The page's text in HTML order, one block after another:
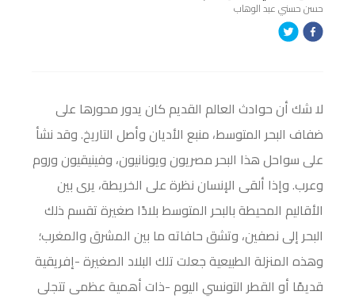
حسن حسني عبد الوهاب
لا شك أن حوادث العالم القديم كان يدور محورها على
ضفاف البحر المتوسط، منبع الأديان وأصل التاريخ. وقد نشأ
على سواحل هذا البحر مصريون ويونانيون، وفينيقيون وروم
وعرب. وإذا ألقى الإنسان نظرة على الخريطة، يرى بين
الأقاليم المحيطة بالبحر المتوسط بلادًا صغيرة تقسم ذلك
البحر إلى نصفين، وتشق حافاته ما بين المشرق والمغرب؛
وهذه المنزلة الطبيعية جعلت تلك البلاد الصغيرة -إفريقية
قديمًا أو القطر التونسي اليوم -ذات أهمية عظمى تتجلى